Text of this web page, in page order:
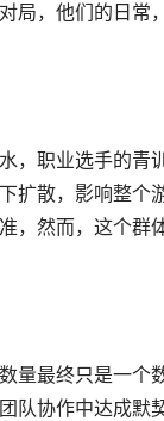
局，他们的日常
，职业选手的青
扩散，影响整个
，然而，这个群
量最终只是一个
队协作中达成默